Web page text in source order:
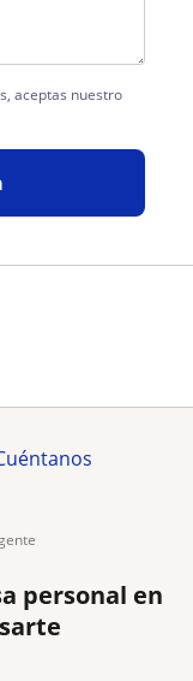
aceptas nuestro
personal en